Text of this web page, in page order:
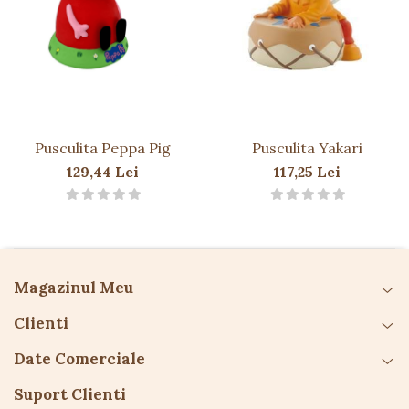
Mașinuțe
0-1 Ani
8-10 Ani
Pusculita Peppa Pig
129,44 Lei
Pusculita Yakari
117,25 Lei
Magazinul Meu
Clienti
Date Comerciale
Suport Clienti